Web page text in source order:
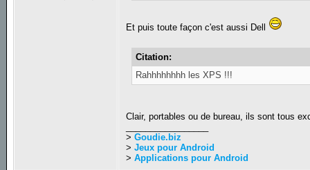
Et puis toute façon c'est aussi Dell
Citation:
Rahhhhhhhh les XPS !!!
Clair, portables ou de bureau, ils sont tous
>Goudie.biz
>Jeux pour Android
>Applications pour Android